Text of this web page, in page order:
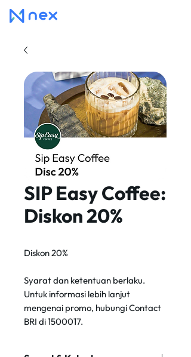
SIP Easy Coffee:
Diskon 20%
Diskon 20%
Syarat dan ketentuan berlaku.
Untuk informasi lebih lanjut
mengenai promo, hubungi Contact
BRI di 1500017.